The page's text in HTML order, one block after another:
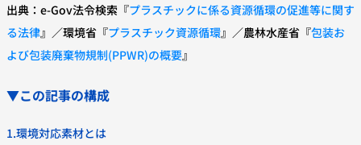
出典：e-Gov法令検索『プラスチックに係る資源循環の促進等に関す
る法律』／環境省『プラスチック資源循環』／農林水産省『包装お
よび包装廃棄物規制(PPWR)の概要』
▼この記事の構成
1.環境対応素材とは